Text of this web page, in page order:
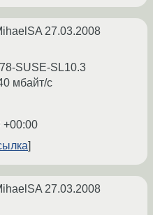
27.03.2008
SUSE-SL10.3
мбайт/с
+00:00
27.03.2008